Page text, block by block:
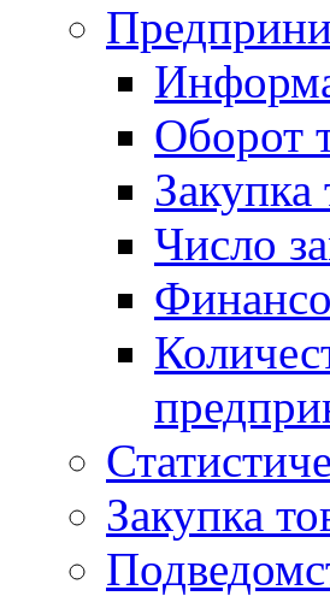
Оборот
Закупка
Число
Закупка